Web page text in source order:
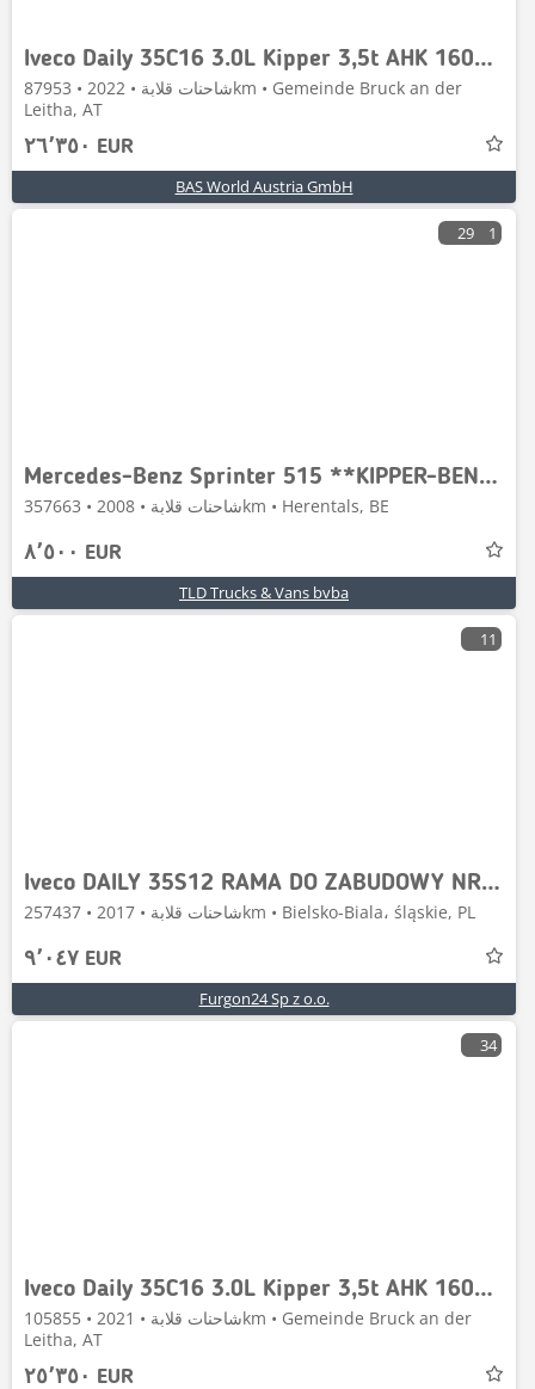
Iveco Daily 35C16 3.0L Kipper 3,5t AHK 160PS Doppelberei
شاحنات قلابة • 2022 • 87953km • Gemeinde Bruck an der
Leitha, AT
٢٦٬٣٥٠ EUR
BAS World Austria GmbH
29 1
Mercedes-Benz Sprinter 515 **KIPPER-BENNE-TIPPER**
شاحنات قلابة • 2008 • 357663km • Herentals, BE
٨٬٥٠٠ EUR
TLD Trucks & Vans bvba
11
Iveco DAILY 35S12 RAMA DO ZABUDOWY NR 913
شاحنات قلابة • 2017 • 257437km • Bielsko-Biala، śląskie, PL
٩٬٠٤٧ EUR
Furgon24 Sp z o.o.
34
Iveco Daily 35C16 3.0L Kipper 3,5t AHK 160PS Doppelberei
شاحنات قلابة • 2021 • 105855km • Gemeinde Bruck an der
Leitha, AT
٢٥٬٣٥٠ EUR